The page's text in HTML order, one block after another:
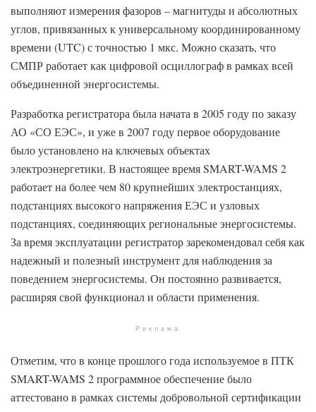
выполняют измерения фазоров – магнитуды и абсолютных
углов, привязанных к универсальному координированному
времени (UTC) с точностью 1 мкс. Можно сказать, что
СМПР работает как цифровой осциллограф в рамках всей
объединенной энергосистемы.
Разработка регистратора была начата в 2005 году по заказу
АО «СО ЕЭС», и уже в 2007 году первое оборудование
было установлено на ключевых объектах
электроэнергетики. В настоящее время SMART-WAMS 2
работает на более чем 80 крупнейших электростанциях,
подстанциях высокого напряжения ЕЭС и узловых
подстанциях, соединяющих региональные энергосистемы.
За время эксплуатации регистратор зарекомендовал себя как
надежный и полезный инструмент для наблюдения за
поведением энергосистемы. Он постоянно развивается,
расширяя свой функционал и области применения.
Реклама
Отметим, что в конце прошлого года используемое в ПТК
SMART-WAMS 2 программное обеспечение было
аттестовано в рамках системы добровольной сертификации